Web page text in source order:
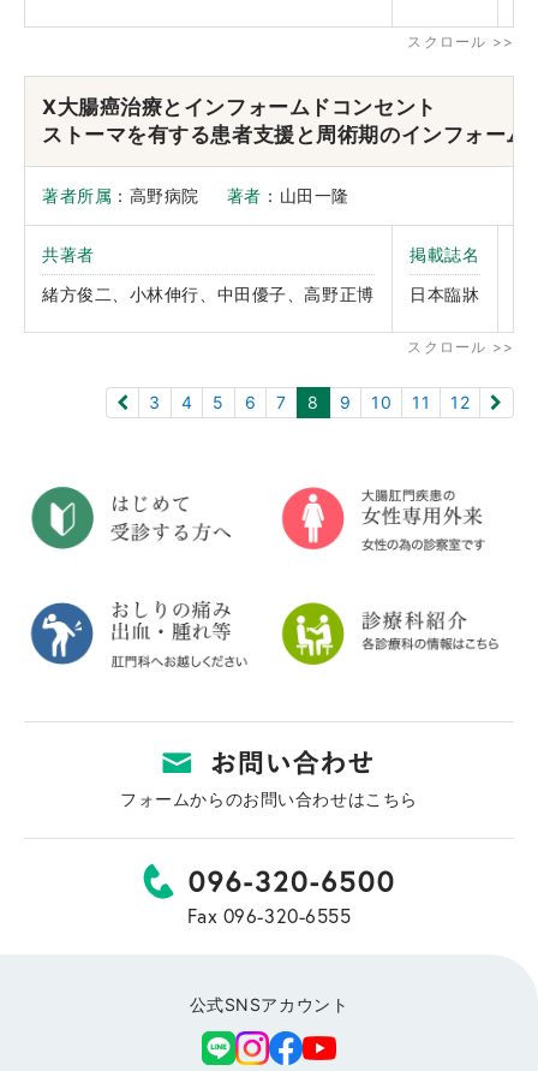
X大腸癌治療とインフォームドコンセント
ストーマを有する患者支援と周術期のインフォーム
著者所属 ：高野病院 著者 ：山田一隆
共著者
緒方俊二、小林伸行、中田優子、高野正博
掲載誌名
日本臨牀
3 4 5 6 7 8 9 10 11 12
フォームからのお問い合わせはこちら
Fax 096-320-6555
公式SNSアカウント